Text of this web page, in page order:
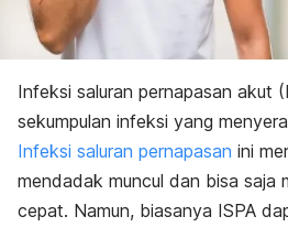
Infeksi saluran pernapasan akut
sekumpulan infeksi yang
Infeksi saluran pernapasan ini
mendadak muncul dan bisa saja
cepat. Namun, biasanya ISPA